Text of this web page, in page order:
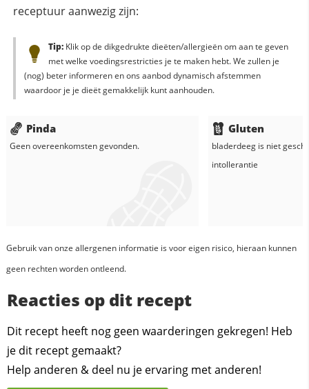
receptuur aanwezig zijn:
Tip:Klik op de dikgedrukte dieëten/allergieën om aan te geven
met welke voedingsrestricties je te maken hebt. We zullen je
(nog) beter informeren en ons aanbod dynamisch afstemmen
waardoor je je dieët gemakkelijk kunt aanhouden.
Pinda
Geen overeenkomsten gevonden.
Gluten
bladerdeegis niet
intollerantie
Gebruik van onze allergenen informatie is voor eigen risico, hieraan kunnen
geen rechten worden ontleend.
Reacties op dit recept
Dit recept heeft nog geen waarderingen gekregen! Heb
je dit recept gemaakt?
Help anderen & deel nu je ervaring met anderen!